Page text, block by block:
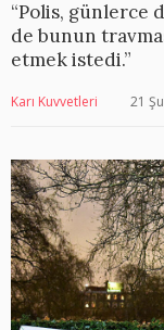
“Polis, günlerce
de bunun
etmek istedi.”
Karı Kuvvetleri 21